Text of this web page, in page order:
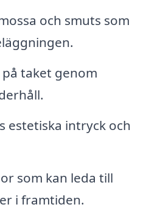
och smuts som
taket genom
estetiska intryck och
som kan leda till
i framtiden.